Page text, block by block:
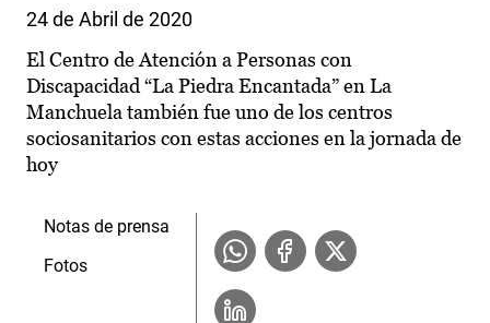
24 de Abril de 2020
El Centro de Atención a Personas con
Discapacidad “La Piedra Encantada” en La
Manchuela también fue uno de los centros
sociosanitarios con estas acciones en la jornada de
hoy
Notas de prensa
Fotos